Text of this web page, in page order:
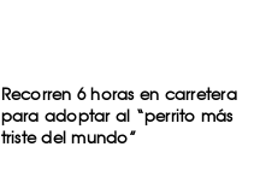
Recorren 6 horas en carretera
para adoptar al “perrito más
triste del mundo”